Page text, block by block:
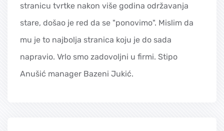
stranicu tvrtke nakon više godina održavanja
stare, došao je red da se "ponovimo". Mislim da
mu je to najbolja stranica koju je do sada
napravio. Vrlo smo zadovoljni u firmi. Stipo
Anušić manager Bazeni Jukić.